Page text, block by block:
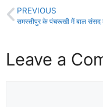
PREVIOUS
Leave a